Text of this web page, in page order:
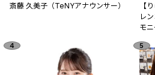
斎藤 久美子（TeNYアナウンサー）
【
レ
モ